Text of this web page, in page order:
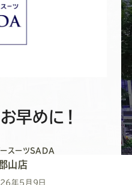
ー
ー
ツ
早めに！
ースーツSADA
山店
年5月9日